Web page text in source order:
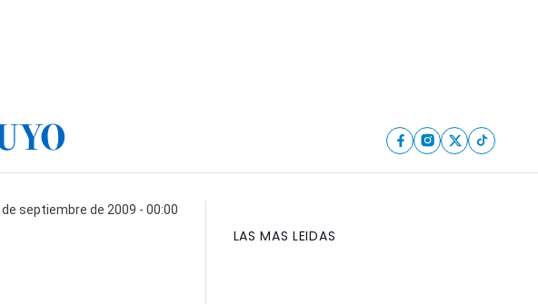
de septiembre de 2009 - 00:00
LAS MAS LEIDAS